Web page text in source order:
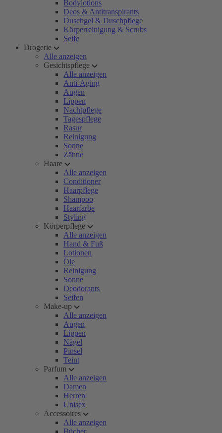
Bodylotions
Deos & Antitranspirants
Duschgel & Duschpflege
Körperreinigung & Scrubs
Seife
Drogerie
Alle anzeigen
Gesichtspflege
Alle anzeigen
Anti-Aging
Augen
Lippen
Nachtpflege
Tagespflege
Rasur
Reinigung
Sonne
Zähne
Haare
Alle anzeigen
Conditioner
Haarpflege
Shampoo
Haarfarbe
Styling
Körperpflege
Alle anzeigen
Hand & Fuß
Lotionen
Öle
Reinigung
Sonne
Deodorants
Seifen
Make-up
Alle anzeigen
Augen
Lippen
Nägel
Pinsel
Teint
Parfum
Alle anzeigen
Damen
Herren
Unisex
Accessoires
Alle anzeigen
Bücher